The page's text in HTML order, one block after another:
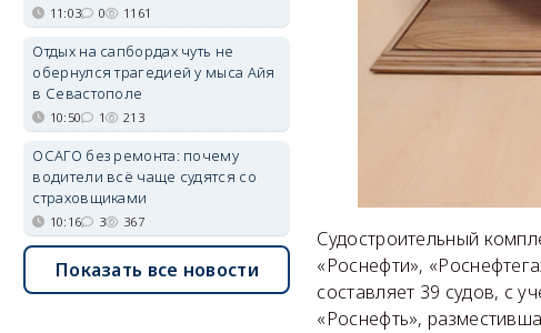
Судостроительный
«Роснефти»,
составляет 39 судов, с
«Роснефть»,
11:03 0 1161
Отдых на сапбордах чуть не
обернулся трагедией у мыса Айя
в Севастополе
10:50 1 213
ОСАГО без ремонта: почему
водители всё чаще судятся со
страховщиками
10:16 3 367
Показать все новости